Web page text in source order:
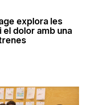
explora les
dolor amb una